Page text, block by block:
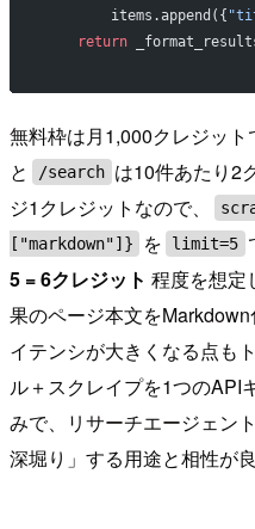
        items.append({
    return
無料枠は月1,000クレジッ
と
/search は10件あたり2
ジ1クレジットなので、
["markdown"]}
を limit=5
5 = 6クレジット 程度を想定
果のページ本文を
イテンシが大きくなる点も
ル＋スクレイプを1つのAPI
みで、リサーチエージェン
深堀り」する用途と相性が良